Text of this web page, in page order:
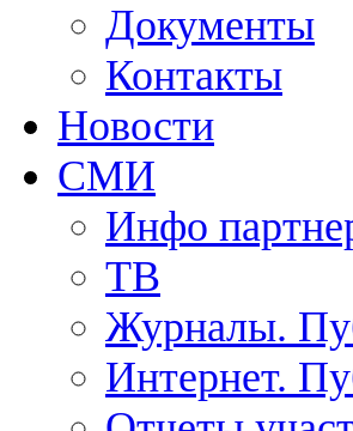
Документы
Контакты
Новости
СМИ
Инфо
ТВ
Журналы.
Интернет.